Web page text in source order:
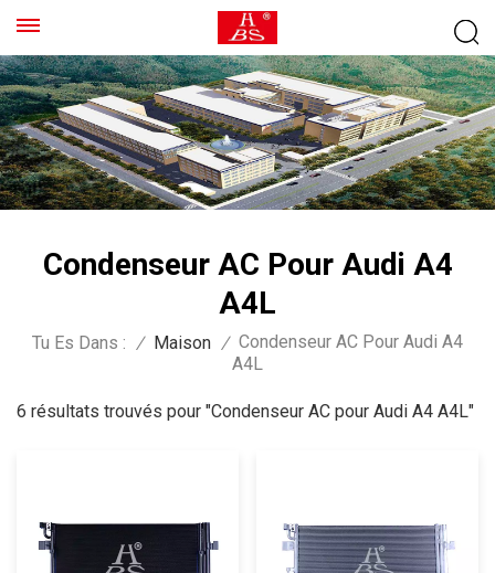
Condenseur AC Pour Audi A4
A4L
Tu Es Dans : / Maison / Condenseur AC Pour Audi A4
A4L
6 résultats trouvés pour "Condenseur AC pour Audi A4 A4L"